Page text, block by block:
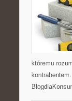
któremu